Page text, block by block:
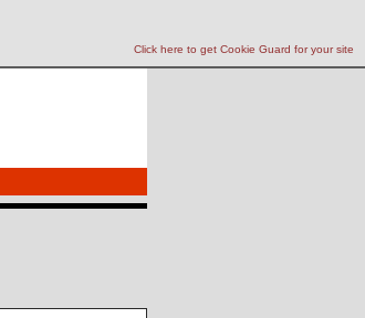
Click here to get Cookie Guard for your site